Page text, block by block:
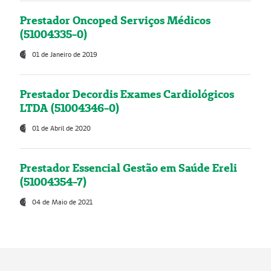
Prestador Oncoped Serviços Médicos
(51004335-0)
01 de Janeiro de 2019
Prestador Decordis Exames Cardiológicos
LTDA (51004346-0)
01 de Abril de 2020
Prestador Essencial Gestão em Saúde Ereli
(51004354-7)
04 de Maio de 2021